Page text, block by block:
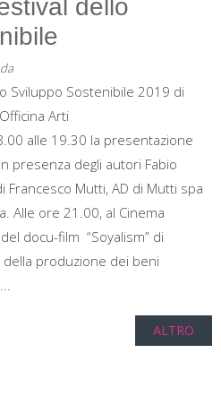
dello
da
Sviluppo Sostenibile 2019 di
Arti
alle 19.30 la presentazione
presenza degli autori Fabio
Francesco Mutti, AD di Mutti spa
Alle ore 21.00, al Cinema
docu-film “Soyalism” di
produzione dei beni
ALTRO